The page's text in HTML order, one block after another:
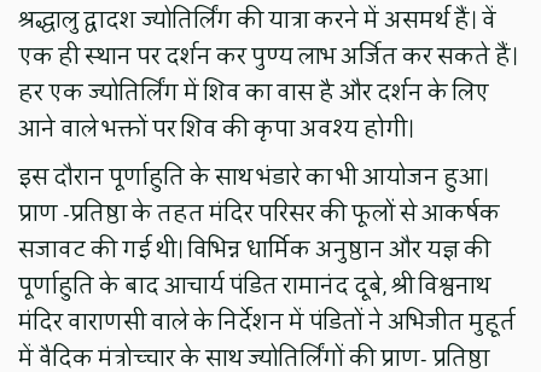
श्रद्धालु द्वादश ज्योतिर्लिंग की यात्रा करने में असमर्थ हैं। वें
एक ही स्थान पर दर्शन कर पुण्य लाभ अर्जित कर सकते हैं।
हर एक ज्योतिर्लिंग में शिव का वास है और दर्शन के लिए
आने वाले भक्तों पर शिव की कृपा अवश्य होगी।
इस दौरान पूर्णाहुति के साथ भंडारे का भी आयोजन हुआ।
प्राण -प्रतिष्ठा के तहत मंदिर परिसर की फूलों से आकर्षक
सजावट की गई थी। विभिन्न धार्मिक अनुष्ठान और यज्ञ की
पूर्णाहुति के बाद आचार्य पंडित रामानंद दूबे, श्री विश्वनाथ
मंदिर वाराणसी वाले के निर्देशन में पंडितों ने अभिजीत मुहूर्त
में वैदिक मंत्रोच्चार के साथ ज्योतिर्लिंगों की प्राण- प्रतिष्ठा